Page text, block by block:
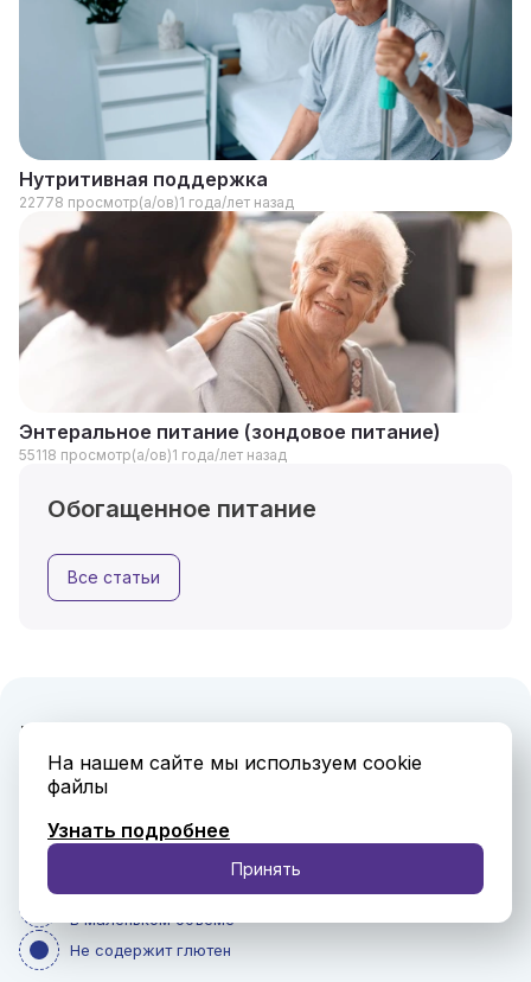
Нутритивная поддержка
22778 просмотр(а/ов)1 года/лет назад
Энтеральное питание (зондовое питание)
55118 просмотр(а/ов)1 года/лет назад
Обогащенное питание
Все статьи
Высокобелковая смесь для
пациентов с онкологическими
заболеваниями Нутридринк
Компакт Протеин
Самое высокое содержание белка — 18 грамм
в маленьком объеме*
Не содержит глютен
На нашем сайте мы используем cookie
файлы
Узнать подробнее
Принять